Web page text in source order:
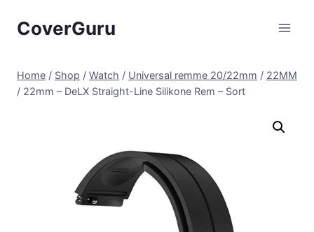
CoverGuru
Home / Shop / Watch / Universal remme 20/22mm / 22MM
/ 22mm – DeLX Straight-Line Silikone Rem – Sort